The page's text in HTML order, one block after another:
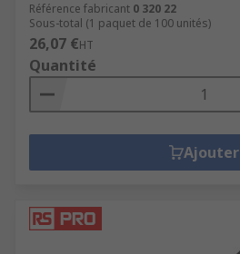
Référence fabricant 0 320 22
Sous-total (1 paquet de 100 unités)
26,07 €HT
Quantité
Ajouter